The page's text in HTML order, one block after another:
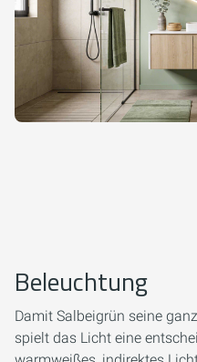
Beleuchtung
Damit Salbeigrün seine
spielt das Licht eine